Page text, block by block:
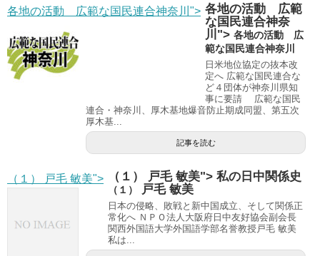
各地の活動 広範な国民連合神奈川"> 各地の活動 広範
な国民連合神奈
川"> 各地の活動 広
範な国民連合神奈川
日米地位協定の抜本改
定へ 広範な国民連合な
ど４団体が神奈川県知
事に要請 広範な国民
連合・神奈川、厚木基地爆音防止期成同盟、第五次
厚木基...
記事を読む
（１） 戸毛 敏美"> （１） 戸毛 敏美"> 私の日中関係史
（１） 戸毛 敏美
日本の侵略、敗戦と新中国成立、そして関係正
常化へ ＮＰＯ法人大阪府日中友好協会副会長
関西外国語大学外国語学部名誉教授戸毛 敏美
私は...